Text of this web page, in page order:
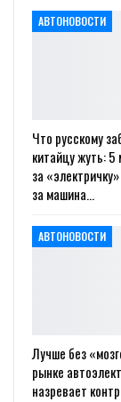
АВТОНОВОСТИ
Что русскому
китайцу жуть: 5
за
за машина…
АВТОНОВОСТИ
Лучше без
рынке
назревает